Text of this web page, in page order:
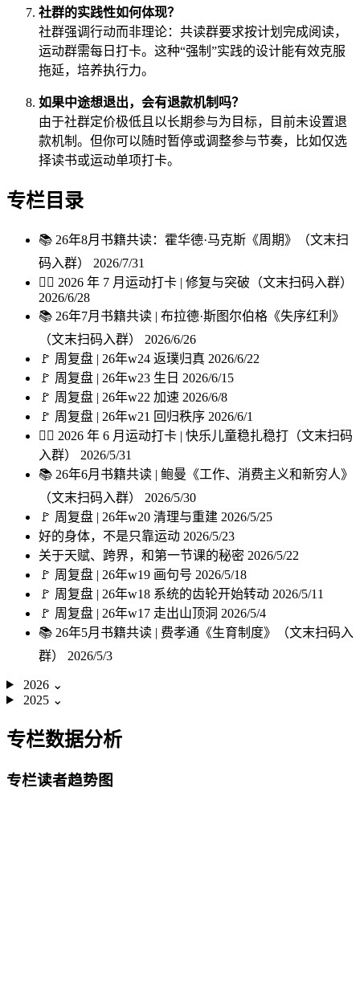
社群的实践性如何体现？
社群强调行动而非理论：共读群要求按计划完成阅读，
运动群需每日打卡。这种“强制”实践的设计能有效克服
拖延，培养执行力。
如果中途想退出，会有退款机制吗？
由于社群定价极低且以长期参与为目标，目前未设置退
款机制。但你可以随时暂停或调整参与节奏，比如仅选
择读书或运动单项打卡。
专栏目录
📚 26年8月书籍共读：霍华德·马克斯《周期》（文末扫
码入群） 2026/7/31
🏃‍♀️ 2026 年 7 月运动打卡 | 修复与突破（文末扫码入群）
2026/6/28
📚 26年7月书籍共读 | 布拉德·斯图尔伯格《失序红利》
（文末扫码入群） 2026/6/26
🚩 周复盘 | 26年w24 返璞归真 2026/6/22
🚩 周复盘 | 26年w23 生日 2026/6/15
🚩 周复盘 | 26年w22 加速 2026/6/8
🚩 周复盘 | 26年w21 回归秩序 2026/6/1
🏃‍♀️ 2026 年 6 月运动打卡 | 快乐儿童稳扎稳打（文末扫码
入群） 2026/5/31
📚 26年6月书籍共读 | 鲍曼《工作、消费主义和新穷人》
（文末扫码入群） 2026/5/30
🚩 周复盘 | 26年w20 清理与重建 2026/5/25
好的身体，不是只靠运动 2026/5/23
关于天赋、跨界，和第一节课的秘密 2026/5/22
🚩 周复盘 | 26年w19 画句号 2026/5/18
🚩 周复盘 | 26年w18 系统的齿轮开始转动 2026/5/11
🚩 周复盘 | 26年w17 走出山顶洞 2026/5/4
📚 26年5月书籍共读 | 费孝通《生育制度》（文末扫码入
群） 2026/5/3
2026 ⌄
2025 ⌄
专栏数据分析
专栏读者趋势图